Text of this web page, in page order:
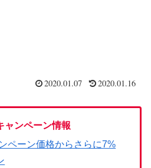
2020.01.07 2020.01.16
ャンペーン情報
ペーン価格からさらに7%